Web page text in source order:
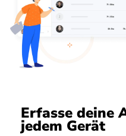
Erfasse deine
jedem Gerät